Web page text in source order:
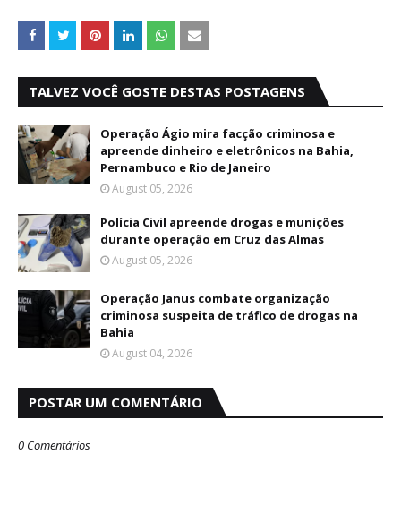
TALVEZ VOCÊ GOSTE DESTAS POSTAGENS
Operação Ágio mira facção criminosa e
apreende dinheiro e eletrônicos na Bahia,
Pernambuco e Rio de Janeiro
August 05, 2026
Polícia Civil apreende drogas e munições
durante operação em Cruz das Almas
August 05, 2026
Operação Janus combate organização
criminosa suspeita de tráfico de drogas na
Bahia
August 04, 2026
POSTAR UM COMENTÁRIO
0 Comentários